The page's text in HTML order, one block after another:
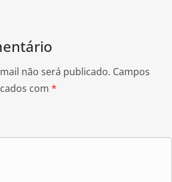
não será publicado. Campos
com *